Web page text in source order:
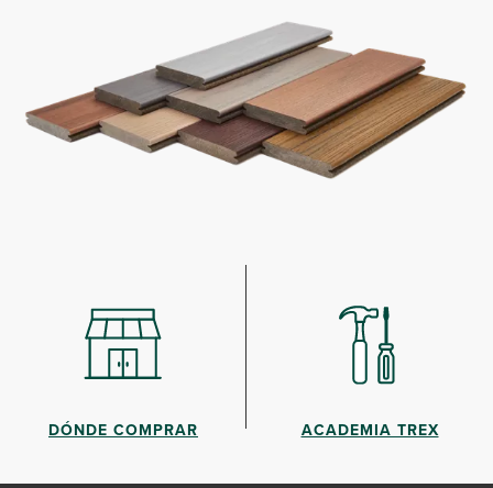
DÓNDE COMPRAR ACADEMIA TREX